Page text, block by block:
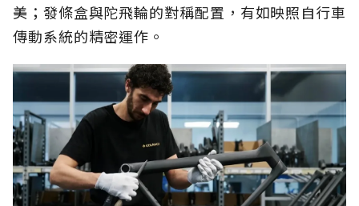
美；發條盒與陀飛輪的對稱配置，有如映照自行車
傳動系統的精密運作。